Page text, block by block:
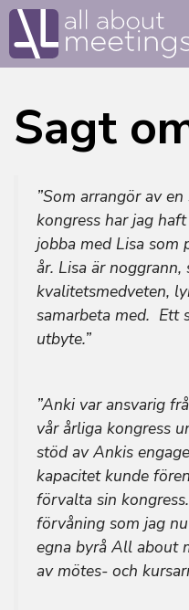
Sagt
”Som arrangör av
kongress har jag
jobba med Lisa som
år. Lisa är noggrann,
kvalitetsmedveten,
samarbeta med. Ett
utbyte.”
”Anki var ansvarig
vår årliga kongress
stöd av Ankis
kapacitet kunde
förvalta sin
förvåning som jag
egna byrå All about
av mötes- och